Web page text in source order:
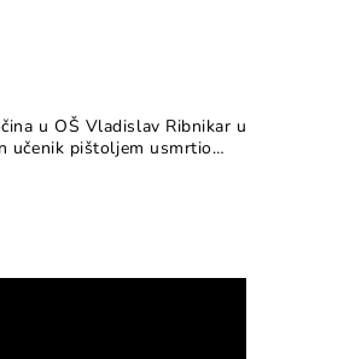
u OŠ Vladislav Ribnikar u
učenik pištoljem usmrtio…